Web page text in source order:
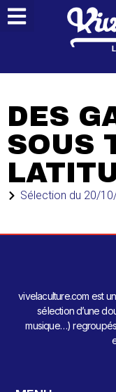
DES
SOUS
Sélection du 20/
vivelaculture.com est
sélection d’une
musique…) regroupés